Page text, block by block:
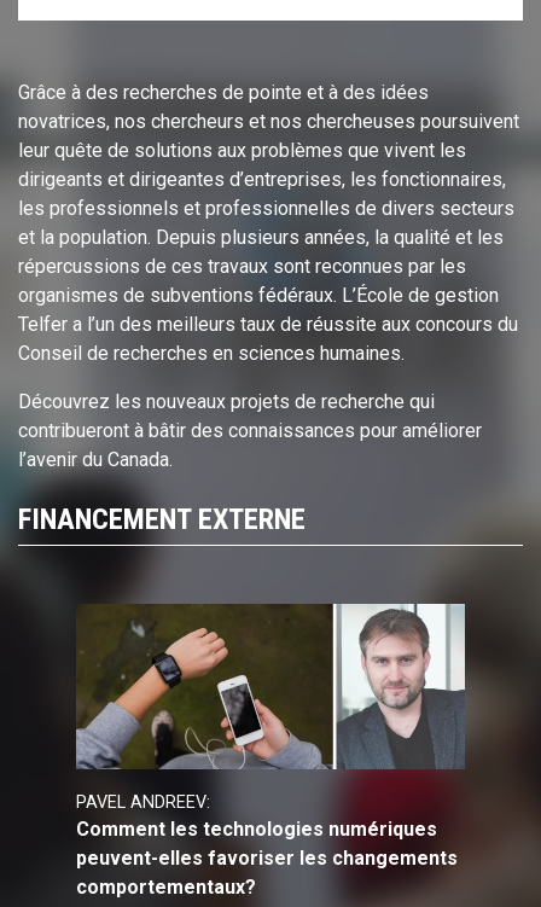
Grâce à des recherches de pointe et à des idées
novatrices, nos chercheurs et nos chercheuses poursuivent
leur quête de solutions aux problèmes que vivent les
dirigeants et dirigeantes d’entreprises, les fonctionnaires,
les professionnels et professionnelles de divers secteurs
et la population. Depuis plusieurs années, la qualité et les
répercussions de ces travaux sont reconnues par les
organismes de subventions fédéraux. L’École de gestion
Telfer a l’un des meilleurs taux de réussite aux concours du
Conseil de recherches en sciences humaines.
Découvrez les nouveaux projets de recherche qui
contribueront à bâtir des connaissances pour améliorer
l’avenir du Canada.
FINANCEMENT EXTERNE
PAVEL ANDREEV:
Comment les technologies numériques
peuvent-elles favoriser les changements
comportementaux?